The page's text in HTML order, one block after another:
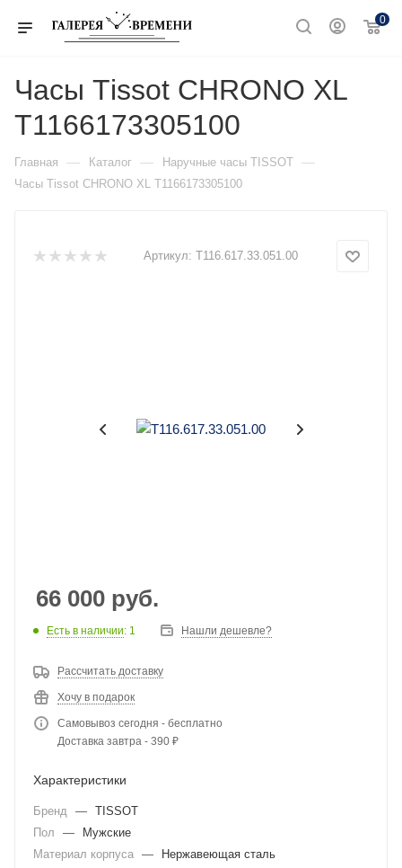
0
Часы Тissot CHRONO XL
T1166173305100
Главная — Каталог — Наручные часы TISSOT —
Часы Тissot CHRONO XL T1166173305100
Артикул: T116.617.33.051.00
66 000 руб.
Есть в наличии: 1 Нашли дешевле?
Рассчитать доставку
Хочу в подарок
Самовывоз сегодня - бесплатно
Доставка завтра - 390 ₽
Характеристики
Бренд — TISSOT
Пол
—
Мужские
Материал корпуса —
Нержавеющая сталь